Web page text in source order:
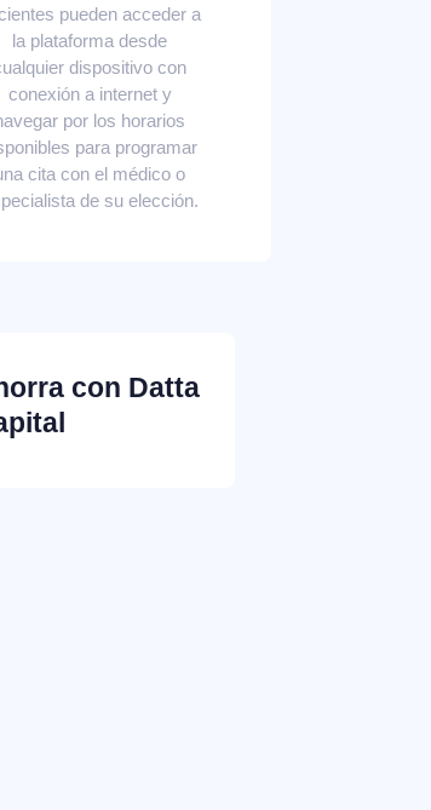
pueden acceder a
la plataforma desde
dispositivo con
conexión a internet y
por los horarios
para programar
cita con el médico o
de su elección.
con Datta